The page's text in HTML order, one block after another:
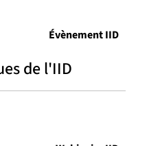
de l'IID
Évènement IID